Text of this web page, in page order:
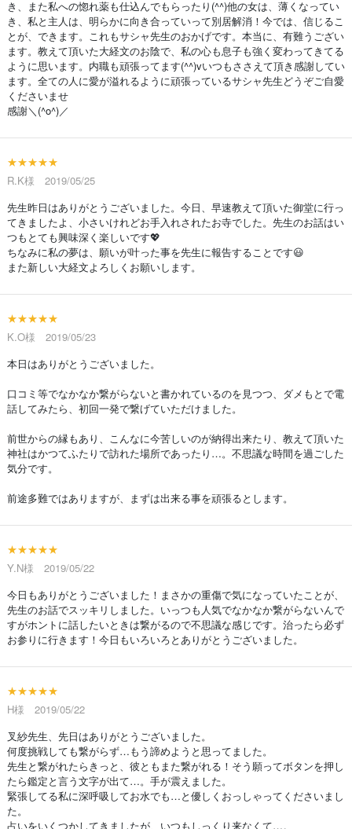
き、また私への惚れ薬も仕込んでもらったり(^^)他の女は、薄くなってい
き、私と主人は、明らかに向き合っていって別居解消！今では、信じるこ
とが、できます。これもサシャ先生のおかげです。本当に、有難うござい
ます。教えて頂いた大経文のお陰で、私の心も息子も強く変わってきてる
ように思います。内職も頑張ってます(^^)vいつもささえて頂き感謝してい
ます。全ての人に愛が溢れるように頑張っているサシャ先生どうぞご自愛
くださいませ
感謝＼(^o^)／
★★★★★
R.K様 2019/05/25
先生昨日はありがとうございました。今日、早速教えて頂いた御堂に行っ
てきましたよ、小さいけれどお手入れされたお寺でした。先生のお話はい
つもとても興味深く楽しいです💖
ちなみに私の夢は、願いが叶った事を先生に報告することです😃
また新しい大経文よろしくお願いします。
★★★★★
K.O様 2019/05/23
本日はありがとうございました。
口コミ等でなかなか繋がらないと書かれているのを見つつ、ダメもとで電
話してみたら、初回一発で繋げていただけました。
前世からの縁もあり、こんなに今苦しいのが納得出来たり、教えて頂いた
神社はかつてふたりで訪れた場所であったり…。不思議な時間を過ごした
気分です。
前途多難ではありますが、まずは出来る事を頑張るとします。
★★★★★
Y.N様 2019/05/22
今日もありがとうございました！まさかの重傷で気になっていたことが、
先生のお話でスッキリしました。いっつも人気でなかなか繋がらないんで
すがホントに話したいときは繋がるので不思議な感じです。治ったら必ず
お参りに行きます！今日もいろいろとありがとうございました。
★★★★★
H様 2019/05/22
叉紗先生、先日はありがとうございました。
何度挑戦しても繋がらず…もう諦めようと思ってました。
先生と繋がれたらきっと、彼ともまた繋がれる！そう願ってボタンを押し
たら鑑定と言う文字が出て…。手が震えました。
緊張してる私に深呼吸してお水でも…と優しくおっしゃってくださいまし
た。
占いをいくつかしてきましたが、いつもしっくり来なくて…。